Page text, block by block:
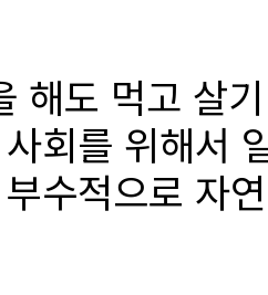
해도 먹고 살
회를 위해서
수적으로 자